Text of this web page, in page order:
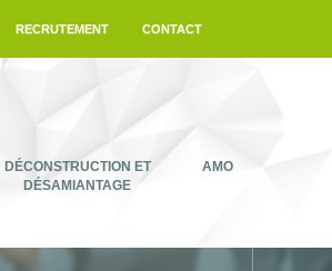
RECRUTEMENT CONTACT
DÉCONSTRUCTION ET
DÉSAMIANTAGE
AMO